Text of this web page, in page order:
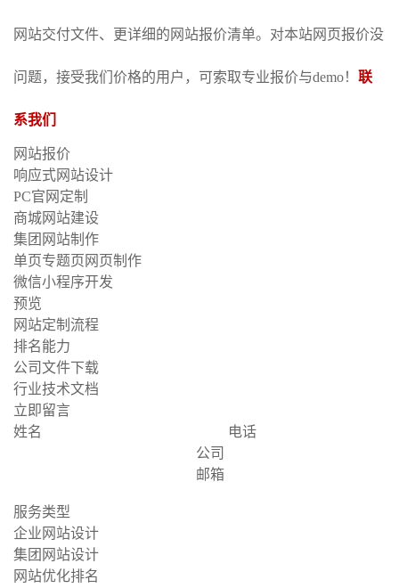
网站交付文件、更详细的网站报价清单。对本站网页报价没
问题，接受我们价格的用户，可索取专业报价与demo！ 联
系我们
网站报价
响应式网站设计
PC官网定制
商城网站建设
集团网站制作
单页专题页网页制作
微信小程序开发
预览
网站定制流程
排名能力
公司文件下载
行业技术文档
立即留言
姓名
电话
公司
邮箱
服务类型
企业网站设计
集团网站设计
网站优化排名